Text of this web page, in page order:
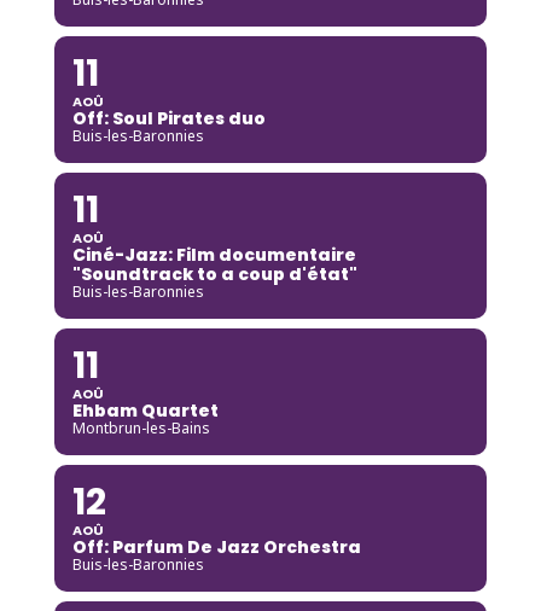
11
AOÛ
Off: Soul Pirates duo
Buis-les-Baronnies
11
AOÛ
Ciné-Jazz: Film documentaire
"Soundtrack to a coup d'état"
Buis-les-Baronnies
11
AOÛ
Ehbam Quartet
Montbrun-les-Bains
12
AOÛ
Off: Parfum De Jazz Orchestra
Buis-les-Baronnies